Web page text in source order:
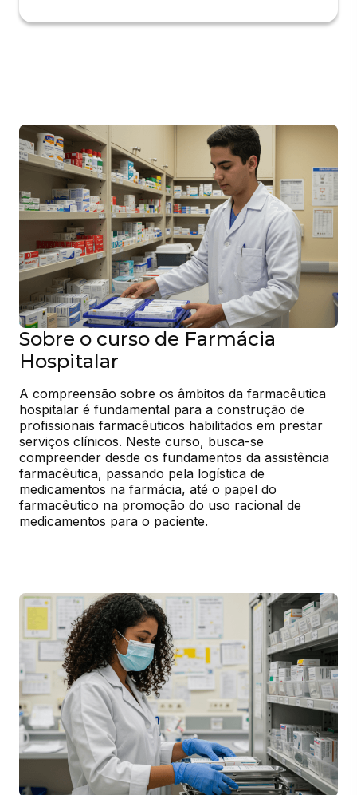
Sobre o curso de Farmácia
Hospitalar
A compreensão sobre os âmbitos da farmacêutica
hospitalar é fundamental para a construção de
profissionais farmacêuticos habilitados em prestar
serviços clínicos. Neste curso, busca-se
compreender desde os fundamentos da assistência
farmacêutica, passando pela logística de
medicamentos na farmácia, até o papel do
farmacêutico na promoção do uso racional de
medicamentos para o paciente.